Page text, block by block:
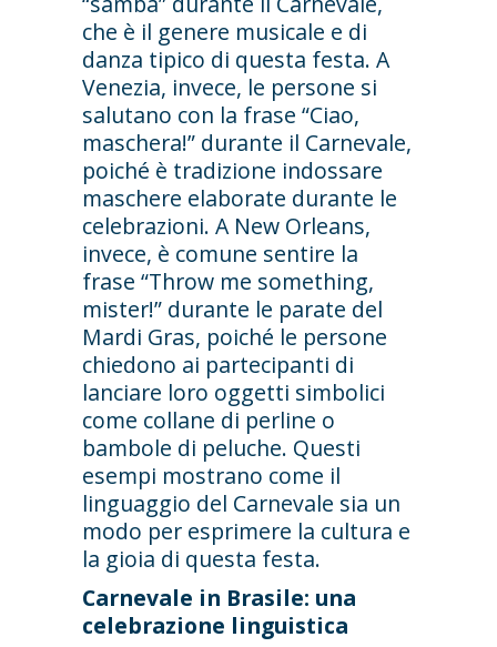
che è il genere musicale e di
danza tipico di questa festa. A
Venezia, invece, le persone si
salutano con la frase “Ciao,
maschera!” durante il Carnevale,
poiché è tradizione indossare
maschere elaborate durante le
celebrazioni. A New Orleans,
invece, è comune sentire la
frase “Throw me something,
mister!” durante le parate del
Mardi Gras, poiché le persone
chiedono ai partecipanti di
lanciare loro oggetti simbolici
come collane di perline o
bambole di peluche. Questi
esempi mostrano come il
linguaggio del Carnevale sia un
modo per esprimere la cultura e
la gioia di questa festa.
Carnevale in Brasile: una
celebrazione linguistica